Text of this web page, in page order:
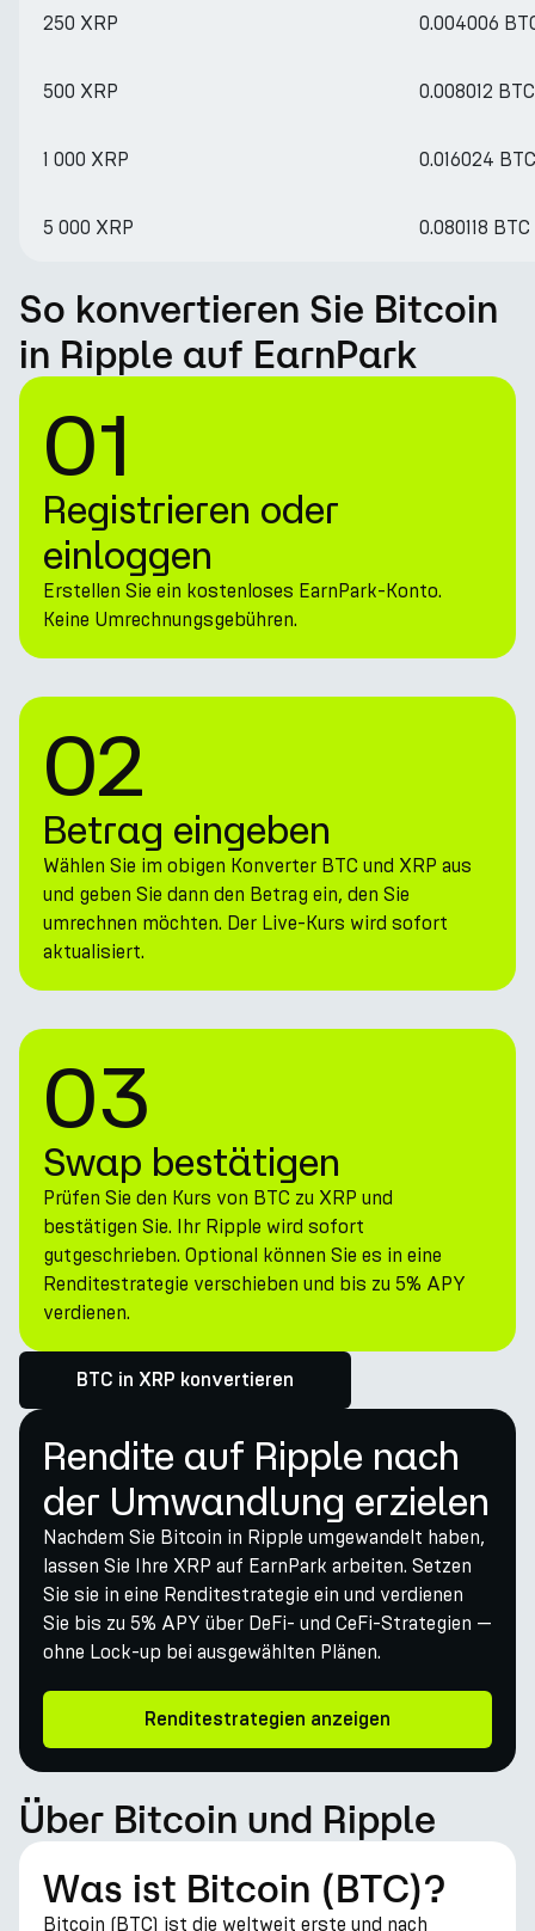
250 XRP 0.004006
500 XRP 0.008012 BTC
1 000 XRP 0.016024 BTC
5 000 XRP 0.080118 BTC
So konvertieren Sie Bitcoin
in Ripple auf EarnPark
01
Registrieren oder
einloggen
Erstellen Sie ein kostenloses EarnPark-Konto.
Keine Umrechnungsgebühren.
02
Betrag eingeben
Wählen Sie im obigen Konverter BTC und XRP aus
und geben Sie dann den Betrag ein, den Sie
umrechnen möchten. Der Live-Kurs wird sofort
aktualisiert.
03
Swap bestätigen
Prüfen Sie den Kurs von BTC zu XRP und
bestätigen Sie. Ihr Ripple wird sofort
gutgeschrieben. Optional können Sie es in eine
Renditestrategie verschieben und bis zu 5% APY
verdienen.
BTC in XRP konvertieren
Rendite auf Ripple nach
der Umwandlung erzielen
Nachdem Sie Bitcoin in Ripple umgewandelt haben,
lassen Sie Ihre XRP auf EarnPark arbeiten. Setzen
Sie sie in eine Renditestrategie ein und verdienen
Sie bis zu 5% APY über DeFi- und CeFi-Strategien —
ohne Lock-up bei ausgewählten Plänen.
Renditestrategien anzeigen
Über Bitcoin und Ripple
Was ist Bitcoin (BTC)?
Bitcoin (BTC) ist die weltweit erste und nach